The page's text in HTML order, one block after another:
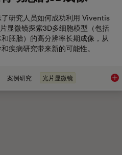
研究人员如何成功利用 Viventis
显微镜探索3D多细胞模型（包括
胚胎）的高分辨率长期成像，从
疾病研究带来新的可能性。
案例研究 光片显微镜 来